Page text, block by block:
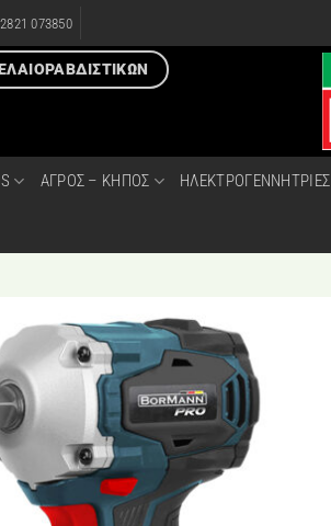
073850
ΑΓΡΟΣ – ΚΗΠΟΣ ΗΛΕΚΤΡΟΓΕΝΝΗΤΡΙΕΣ